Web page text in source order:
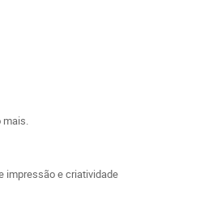
mais.
impressão e criatividade